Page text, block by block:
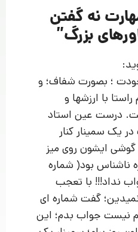
نه گفتن
بزرگ”
؛ بصورت شفاف؛ و
با ارزشها و
درست عین استاد
یک سمینار کنار
ایشون روی میز
شماره ناشناس بود( شماره
نداد!!! با تعجب
گفت شماره ای
نیست جواب بدم؛ این